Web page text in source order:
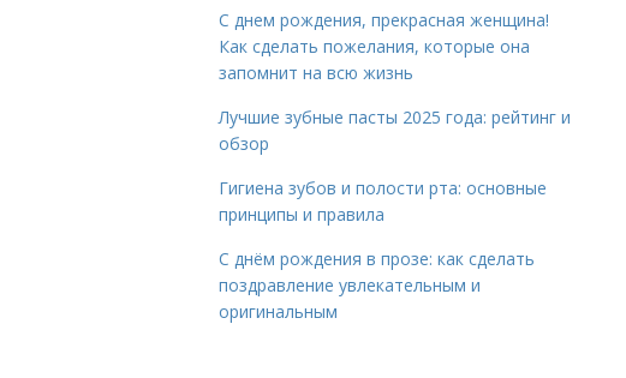
С днем рождения, прекрасная женщина!
Как сделать пожелания, которые она
запомнит на всю жизнь
Лучшие зубные пасты 2025 года: рейтинг и
обзор
Гигиена зубов и полости рта: основные
принципы и правила
С днём рождения в прозе: как сделать
поздравление увлекательным и
оригинальным